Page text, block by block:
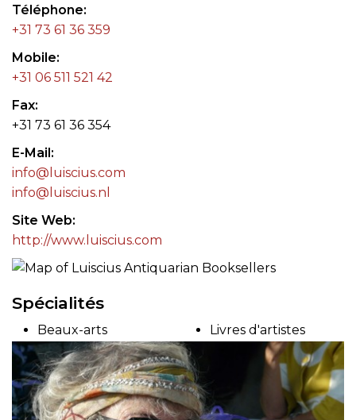
Téléphone
+31 73 61 36 359
Mobile
+31 06 511 521 42
Fax
+31 73 61 36 354
E-Mail
info@luiscius.com
info@luiscius.nl
Site Web
http://www.luiscius.com
Spécialités
Beaux-arts Livres d'artistes